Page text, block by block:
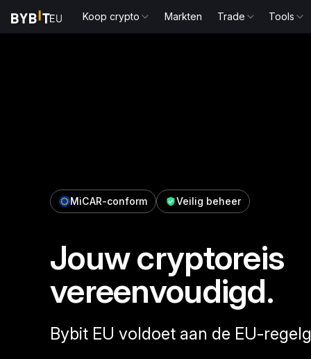
Koop crypto Markten Trade Tools
MiCAR-conform Veilig beheer
Jouw cryptoreis
vereenvoudigd.
Bybit EU voldoet aan de EU-